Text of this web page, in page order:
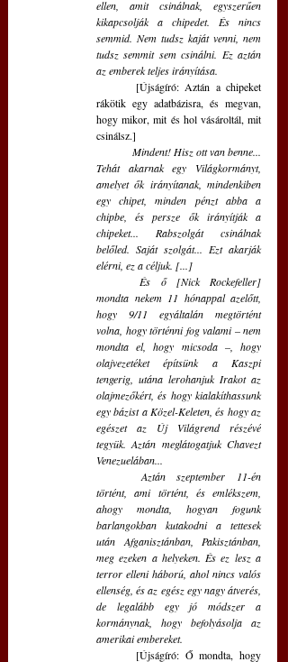
ellen, amit csinálnak, egyszerűen
kikapcsolják a chipedet. És nincs
semmid. Nem tudsz kaját venni, nem
tudsz semmit sem csinálni. Ez aztán
az emberek teljes irányítása.
rákötik egy adatbázisra, és megvan,
hogy mikor, mit és hol vásároltál, mit
csinálsz.]
Mindent! Hisz ott van benne...
Tehát akarnak egy Világkormányt,
amelyet ők irányítanak, mindenkiben
egy chipet, minden pénzt abba a
chipbe, és persze ők irányítják a
chipeket... Rabszolgát csinálnak
belőled. Saját szolgát... Ezt akarják
elérni, ez a céljuk. [...]
És ő [Nick Rockefeller]
mondta nekem 11 hónappal azelőtt,
hogy 9/11 egyáltalán megtörtént
volna, hogy történni fog valami – nem
mondta el, hogy micsoda –, hogy
olajvezetéket építsünk a Kaszpi
tengerig, utána lerohanjuk Irakot az
olajmezőkért, és hogy kialakíthassunk
egy bázist a Közel-Keleten, és hogy az
egészet az Új Világrend részévé
tegyük. Aztán meglátogatjuk Chavezt
Venezuelában...
Aztán szeptember 11-én
történt, ami történt, és emlékszem,
ahogy mondta, hogyan fogunk
barlangokban kutakodni a tettesek
után Afganisztánban, Pakisztánban,
meg ezeken a helyeken. És ez lesz a
terror elleni háború, ahol nincs valós
ellenség, és az egész egy nagy átverés,
de legalább egy jó módszer a
kormánynak, hogy befolyásolja az
amerikai embereket.